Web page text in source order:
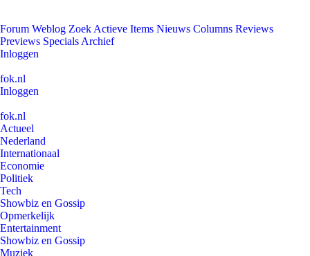
Forum Weblog Zoek Actieve Items Nieuws Columns Reviews
Previews Specials Archief
Inloggen
fok.nl
Inloggen
fok.nl
Actueel
Nederland
Internationaal
Economie
Politiek
Tech
Showbiz en Gossip
Opmerkelijk
Entertainment
Showbiz en Gossip
Muziek